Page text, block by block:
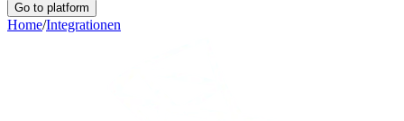
Go to platform
Home/Integrationen